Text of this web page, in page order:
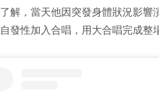
解，當天他因突發身體狀況影響
發性加入合唱，用大合唱完成整